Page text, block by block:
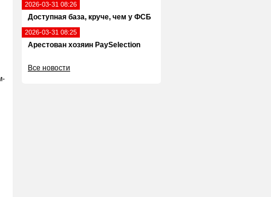
2026-03-31 08:26
Доступная база, круче, чем у ФСБ
2026-03-31 08:25
Арестован хозяин PaySelection
Все новости